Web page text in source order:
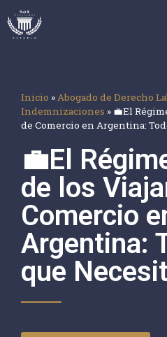
Inicio »Abogado de Derecho
Indemnizaciones » 💼El
de Comercio en Argentina:
💼El
de los
Comercio
Argentina:
que